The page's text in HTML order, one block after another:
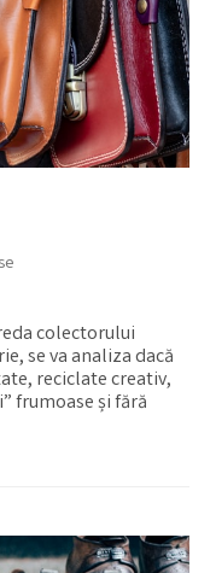
colectorului
se va analiza dacă
reciclate creativ,
frumoase și fără